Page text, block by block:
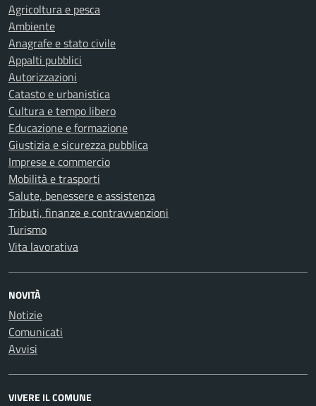
Agricoltura e pesca
Ambiente
Anagrafe e stato civile
Appalti pubblici
Autorizzazioni
Catasto e urbanistica
Cultura e tempo libero
Educazione e formazione
Giustizia e sicurezza pubblica
Imprese e commercio
Mobilità e trasporti
Salute, benessere e assistenza
Tributi, finanze e contravvenzioni
Turismo
Vita lavorativa
NOVITÀ
Notizie
Comunicati
Avvisi
VIVERE IL COMUNE